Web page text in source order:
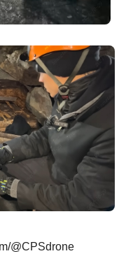
@CPSdrone